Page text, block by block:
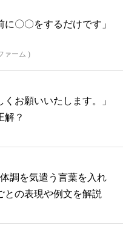
に〇〇をするだけです」
ァーム )
くお願いいたします。」
解？
調を気遣う言葉を入れ
との表現や例文を解説